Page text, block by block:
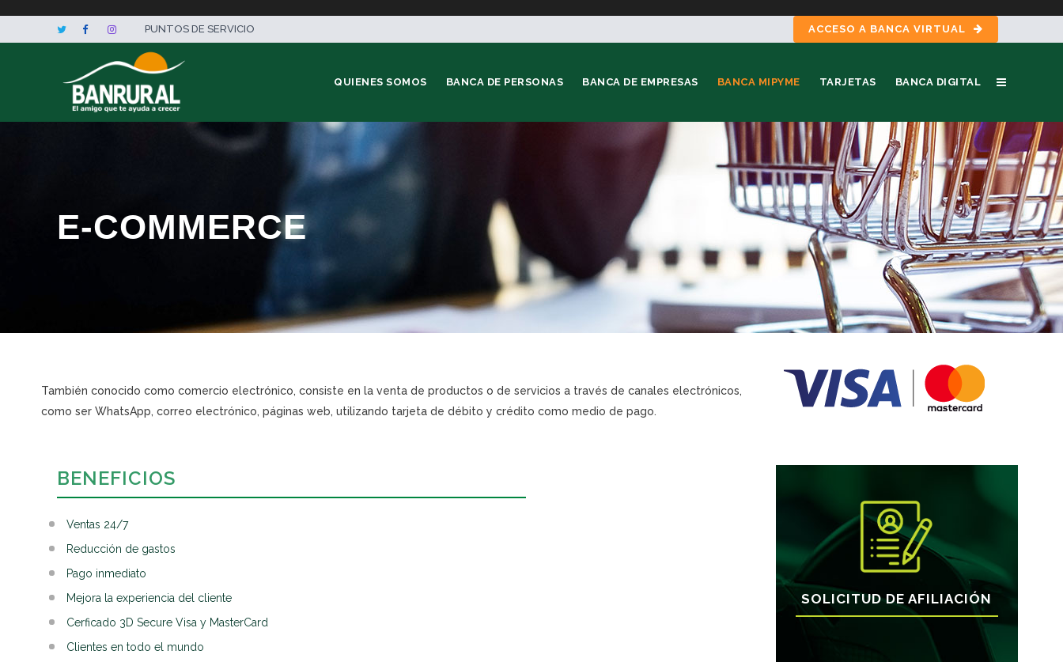
PUNTOS DE SERVICIO ACCESO A BANCA VIRTUAL
QUIENES SOMOS BANCA DE PERSONAS BANCA DE EMPRESAS BANCA MIPYME TARJETAS BANCA DIGITAL
E-COMMERCE
También conocido como comercio electrónico, consiste en la venta de productos o de servicios a través de canales electrónicos,
como ser WhatsApp, correo electrónico, páginas web, utilizando tarjeta de débito y crédito como medio de pago.
BENEFICIOS
Ventas 24/7
Reducción de gastos
Pago inmediato
Mejora la experiencia del cliente
Cerficado 3D Secure Visa y MasterCard
Clientes en todo el mundo
SOLICITUD DE AFILIACIÓN